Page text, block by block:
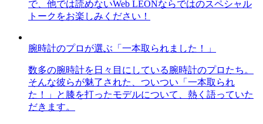
で、他では読めないWeb LEONならではのスペシャル
トークをお楽しみください！
腕時計のプロが選ぶ「一本取られました！」
数多の腕時計を日々目にしている腕時計のプロたち。
そんな彼らが魅了された、ついつい「一本取られ
た！」と膝を打ったモデルについて、熱く語っていた
だきます。